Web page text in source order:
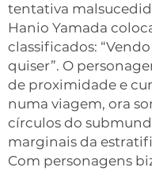
tentativa
Hanio Yamada
classificados:
quiser”. O
de proximidade e
numa viagem, ora
círculos do
marginais da
Com personagens